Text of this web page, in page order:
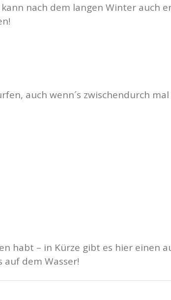
nach dem langen Winter auch
auch wenn´s zwischendurch
habt – in Kürze gibt es hier einen
auf dem Wasser!